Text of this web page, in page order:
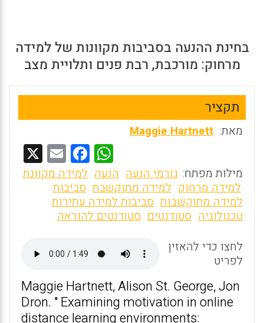
בחינת ההנעה בסביבות מקוונות של למידה
מרחוק: מורכבת, רבת פנים ותלויית מצב
תקציר
מאת: Maggie Hartnett
W
h
at
s
A
p
F
a
ce
b
o
o
k
E
m מילות מפתח: גורמי הנעה הנעה למידה מקוונת
למידה מרחוק למידה מתוקשבת סביבות
למידה מתוקשבות סביבות למידה עתירות
טכנולוגיה סטודנטים סטודנטים להוראה
לחצו כדי להאזין
לפריט
Maggie Hartnett, Alison St. George, Jon
Dron. " Examining motivation in online
distance learning environments: